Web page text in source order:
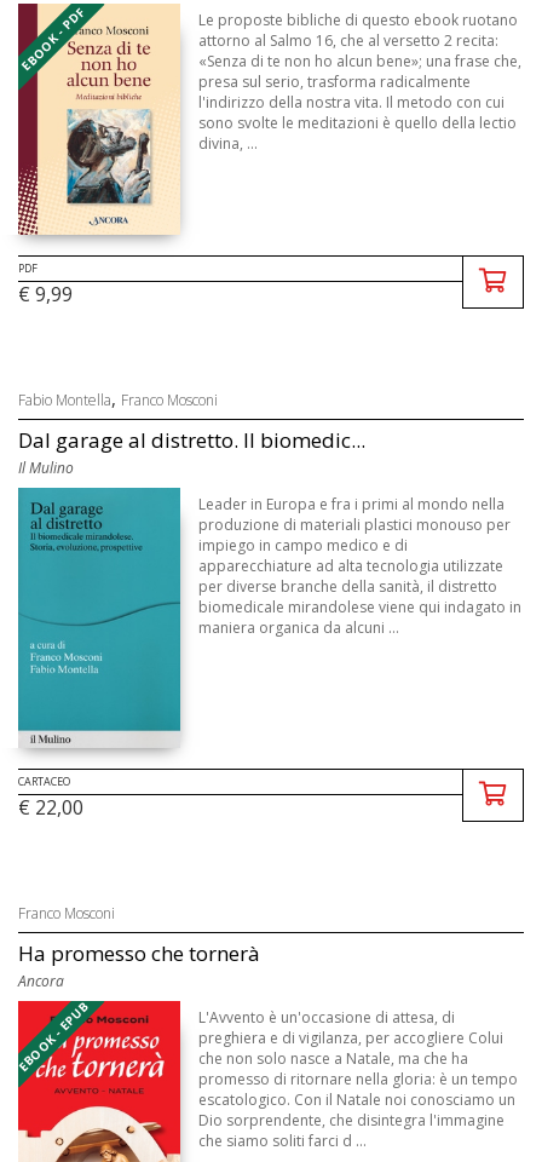
EBOOK - PDF
Le proposte bibliche di questo ebook ruotano
attorno al Salmo 16, che al versetto 2 recita:
«Senza di te non ho alcun bene»; una frase che,
presa sul serio, trasforma radicalmente
l'indirizzo della nostra vita. Il metodo con cui
sono svolte le meditazioni è quello della lectio
divina, ...
PDF
€ 9,99
Fabio Montella, Franco Mosconi
Dal garage al distretto. Il biomedic...
Il Mulino
Leader in Europa e fra i primi al mondo nella
produzione di materiali plastici monouso per
impiego in campo medico e di
apparecchiature ad alta tecnologia utilizzate
per diverse branche della sanità, il distretto
biomedicale mirandolese viene qui indagato in
maniera organica da alcuni ...
CARTACEO
€ 22,00
Franco Mosconi
Ha promesso che tornerà
Ancora
EBOOK - EPUB
L'Avvento è un'occasione di attesa, di
preghiera e di vigilanza, per accogliere Colui
che non solo nasce a Natale, ma che ha
promesso di ritornare nella gloria: è un tempo
escatologico. Con il Natale noi conosciamo un
Dio sorprendente, che disintegra l'immagine
che siamo soliti farci d ...